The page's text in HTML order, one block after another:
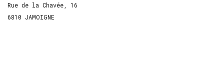
Rue de la Chavée, 16
6810 JAMOIGNE